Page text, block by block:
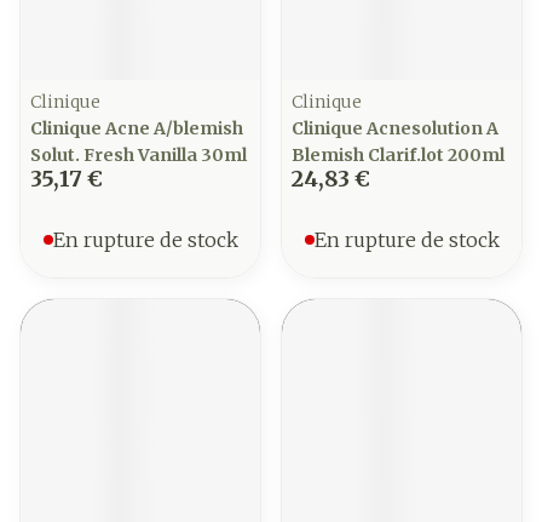
Clinique
Clinique Acne A/blemish
Solut. Fresh Vanilla 30ml
35,17 €
En rupture de stock
Clinique
Clinique Acnesolution A
Blemish Clarif.lot 200ml
24,83 €
En rupture de stock